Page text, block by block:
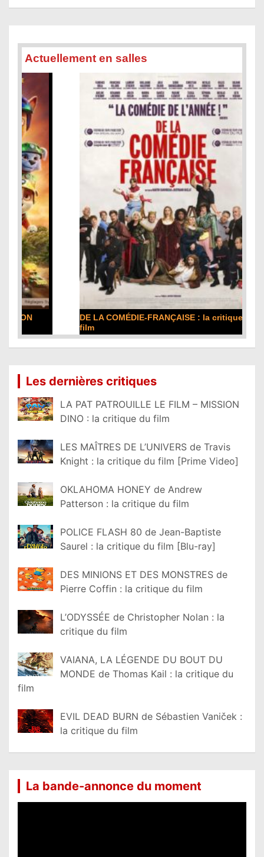
Actuellement en salles
DE LA COMÉDIE-FRANÇAISE : la critique du
Les dernières critiques
LA PAT PATROUILLE LE FILM – MISSION
DINO : la critique du film
LES MAÎTRES DE L’UNIVERS de Travis
Knight : la critique du film [Prime Video]
OKLAHOMA HONEY de Andrew
Patterson : la critique du film
POLICE FLASH 80 de Jean-Baptiste
Saurel : la critique du film [Blu-ray]
DES MINIONS ET DES MONSTRES de
Pierre Coffin : la critique du film
L’ODYSSÉE de Christopher Nolan : la
critique du film
VAIANA, LA LÉGENDE DU BOUT DU
MONDE de Thomas Kail : la critique du
film
EVIL DEAD BURN de Sébastien Vaniček :
la critique du film
La bande-annonce du moment